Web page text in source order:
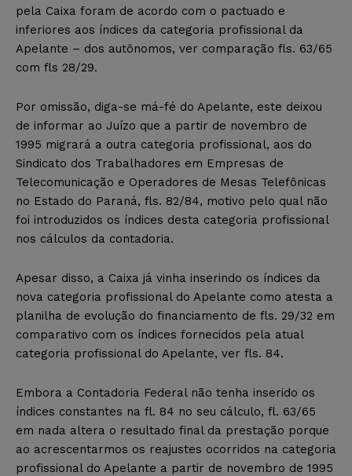
pela Caixa foram de acordo com o pactuado e
inferiores aos índices da categoria profissional da
Apelante – dos autônomos, ver comparação fls. 63/65
com fls 28/29.
Por omissão, diga-se má-fé do Apelante, este deixou
de informar ao Juízo que a partir de novembro de
1995 migrará a outra categoria profissional, aos do
Sindicato dos Trabalhadores em Empresas de
Telecomunicação e Operadores de Mesas Telefônicas
no Estado do Paraná, fls. 82/84, motivo pelo qual não
foi introduzidos os índices desta categoria profissional
nos cálculos da contadoria.
Apesar disso, a Caixa já vinha inserindo os índices da
nova categoria profissional do Apelante como atesta a
planilha de evolução do financiamento de fls. 29/32 em
comparativo com os índices fornecidos pela atual
categoria profissional do Apelante, ver fls. 84.
Embora a Contadoria Federal não tenha inserido os
índices constantes na fl. 84 no seu cálculo, fl. 63/65
em nada altera o resultado final da prestação porque
ao acrescentarmos os reajustes ocorridos na categoria
profissional do Apelante a partir de novembro de 1995